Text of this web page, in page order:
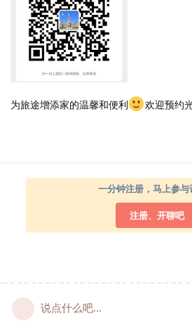
为旅途增添家的温馨和便利 欢迎预约
一分钟注册，马上参与
注册、开聊吧
说点什么吧...